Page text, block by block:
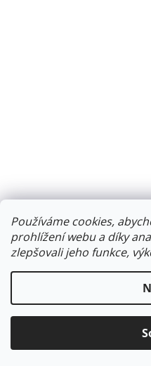
Používáme cookies,
prohlížení webu a díky
zlepšovali jeho funkce,